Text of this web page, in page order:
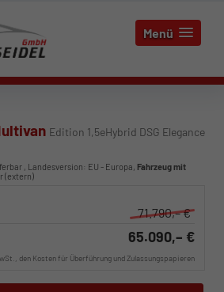
Menü
Edition 1,5eHybrid DSG Elegance
, Landesversion: EU - Europa, Fahrzeug mit
(extern)
71.790,– €
65.090,– €
den Kosten für Überführung und Zulassungspapieren